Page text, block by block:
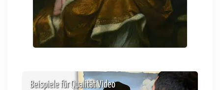
Beispiele für Qualität Video